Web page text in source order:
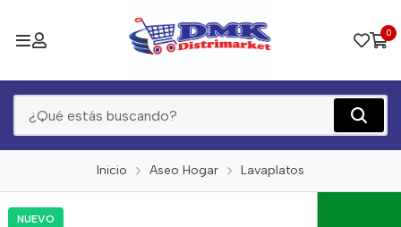
0
Inicio Aseo Hogar Lavaplatos
NUEVO